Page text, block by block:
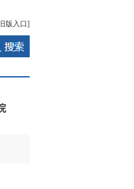
旧版 入口]